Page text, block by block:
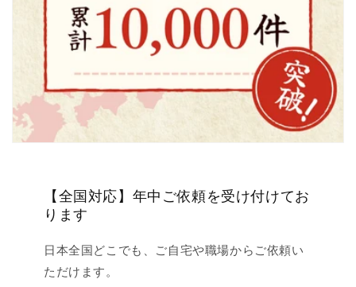
【全国対応】年中ご依頼を受け付けてお
ります
日本全国どこでも、ご自宅や職場からご依頼い
ただけます。